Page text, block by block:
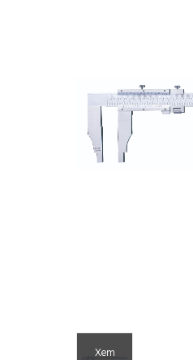
Xem